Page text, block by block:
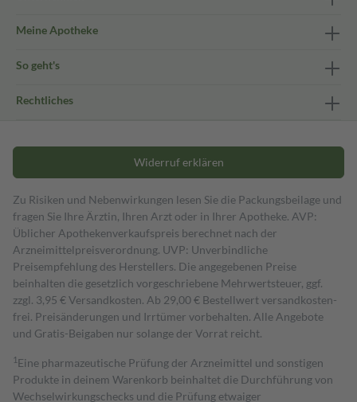
Meine Apotheke
So geht's
Rechtliches
Widerruf erklären
Zu Risiken und Nebenwirkungen lesen Sie die Packungsbeilage und
fragen Sie Ihre Ärztin, Ihren Arzt oder in Ihrer Apotheke. AVP:
Üblicher Apothekenverkaufspreis berechnet nach der
Arzneimittelpreisverordnung. UVP: Unverbindliche
Preisempfehlung des Herstellers. Die angegebenen Preise
beinhalten die gesetzlich vorgeschriebene Mehrwertsteuer, ggf.
zzgl. 3,95 € Versandkosten. Ab 29,00 € Bestell­wert versand­kosten­
frei. Preisänderungen und Irrtümer vorbehalten. Alle Angebote
und Gratis-Beigaben nur solange der Vorrat reicht.
1 Eine pharmazeutische Prüfung der Arzneimittel und sonstigen
Produkte in deinem Warenkorb beinhaltet die Durchführung von
Wechselwirkungschecks und die Prüfung etwaiger